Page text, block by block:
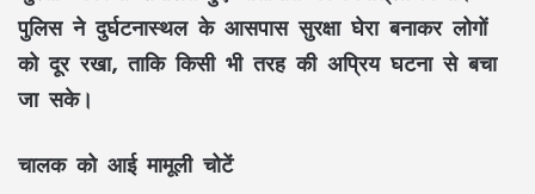
पुलिस ने दुर्घटनास्थल के आसपास सुरक्षा घेरा बनाकर लोगों
को दूर रखा, ताकि किसी भी तरह की अप्रिय घटना से बचा
जा सके।
चालक को आई मामूली चोटें